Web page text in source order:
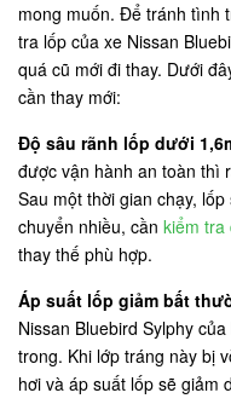
mong muốn. Để tránh tình
tra lốp của xe Nissan
quá cũ mới đi thay. Dưới
cần thay mới:
Độ sâu rãnh lốp dưới
được vận hành an toàn thì
Sau một thời gian chạy,
chuyển nhiều, cần kiểm tra
thay thế phù hợp.
Áp suất lốp giảm bất
Nissan Bluebird Sylphy
trong. Khi lớp tráng này bị
hơi và áp suất lốp sẽ giảm